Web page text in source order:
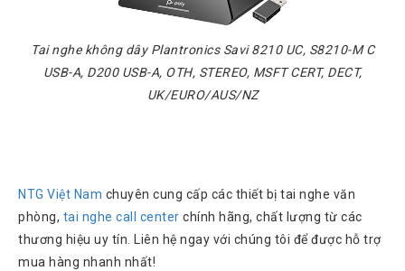
Tai nghe không dây Plantronics Savi 8210 UC, S8210-M C
USB-A, D200 USB-A, OTH, STEREO, MSFT CERT, DECT,
UK/EURO/AUS/NZ
NTG Việt Nam chuyên cung cấp các thiết bị tai nghe văn
phòng, tai nghe call center chính hãng, chất lượng từ các
thương hiệu uy tín. Liên hệ ngay với chúng tôi để được hỗ trợ
mua hàng nhanh nhất!